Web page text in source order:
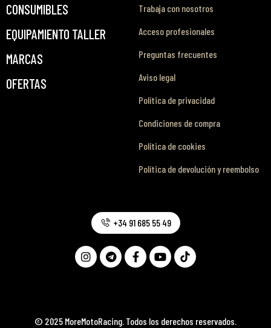
CONSUMIBLES
EQUIPAMIENTO TALLER
MARCAS
OFERTAS
Trabaja con nosotros
Acceso profesionales
Preguntas frecuentes
Aviso legal
Política de privacidad
Condiciones de compra
Política de cookies
Política de devolución y reembolso
© 2025 MoreMotoRacing. Todos los derechos reservados.
+34 91 685 55 49